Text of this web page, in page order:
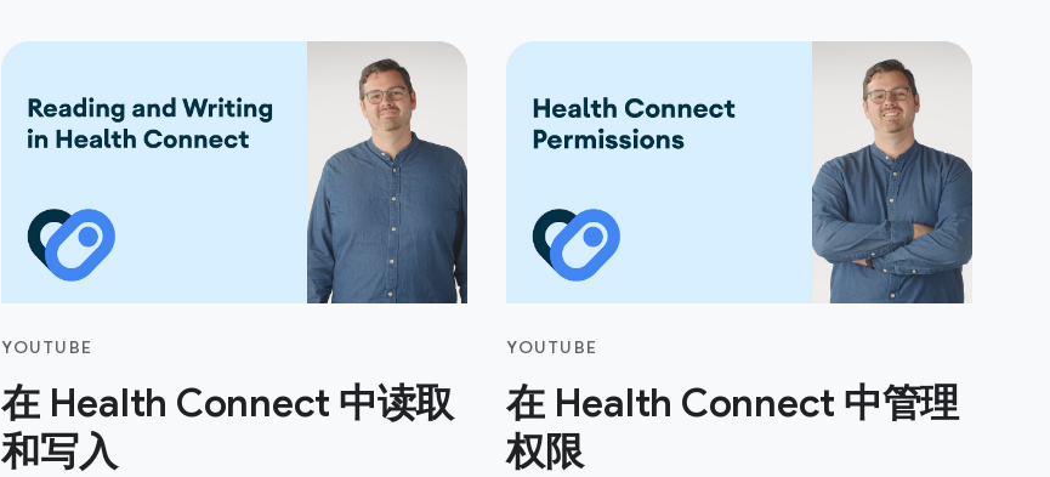
YOUTUBE
在 Health Connect 中读取
和写入
YOUTUBE
在 Health Connect 中管理
权限